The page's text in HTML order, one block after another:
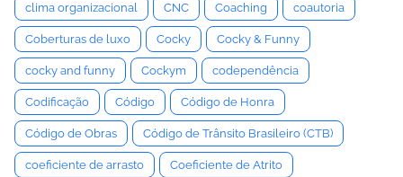
clima organizacional CNC Coaching coautoria
Coberturas de luxo Cocky Cocky & Funny
cocky and funny Cockym codependência
Codificação Código Código de Honra
Código de Obras Código de Trânsito Brasileiro (CTB)
coeficiente de arrasto Coeficiente de Atrito